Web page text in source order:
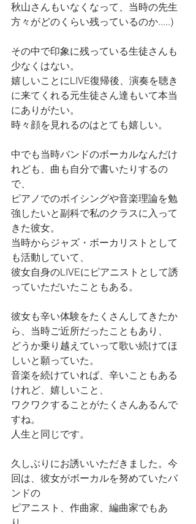
秋山さんもいなくなって、当時の先生
方々がどのくらい残っているのか.....)
その中で印象に残っている生徒さんも
少なくはない。
嬉しいことにLIVE復帰後、演奏を聴き
に来てくれる元生徒さん達もいて本当
にありがたい。
時々顔を見れるのはとても嬉しい。
中でも当時バンドのボーカルなんだけ
れども、曲も自分で書いたりするの
で、
ピアノでのボイシングや音楽理論を勉
強したいと副科で私のクラスに入って
きた彼女。
当時からジャズ・ボーカリストとして
も活動していて、
彼女自身のLIVEにピアニストとして誘
っていただいたこともある。
彼女も辛い体験をたくさんしてきたか
ら、当時ご近所だったこともあり、
どうか乗り越えていって歌い続けてほ
しいと願っていた。
音楽を続けていれば、辛いこともある
けれど、嬉しいこと、
ワクワクすることがたくさんあるんで
すね。
人生と同じです。
久しぶりにお誘いいただきました。今
回は、彼女がボーカルを努めていたバ
ンドの
ピアニスト、作曲家、編曲家でもあ